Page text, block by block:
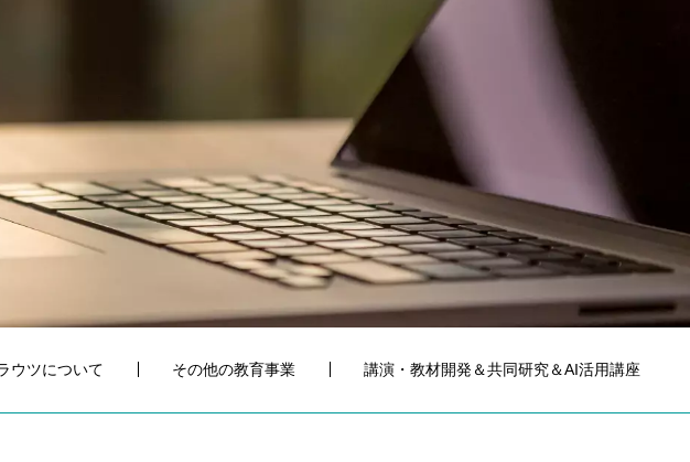
ウツについて その他の教育事業 講演・教材開発＆共同研究＆AI活用講座